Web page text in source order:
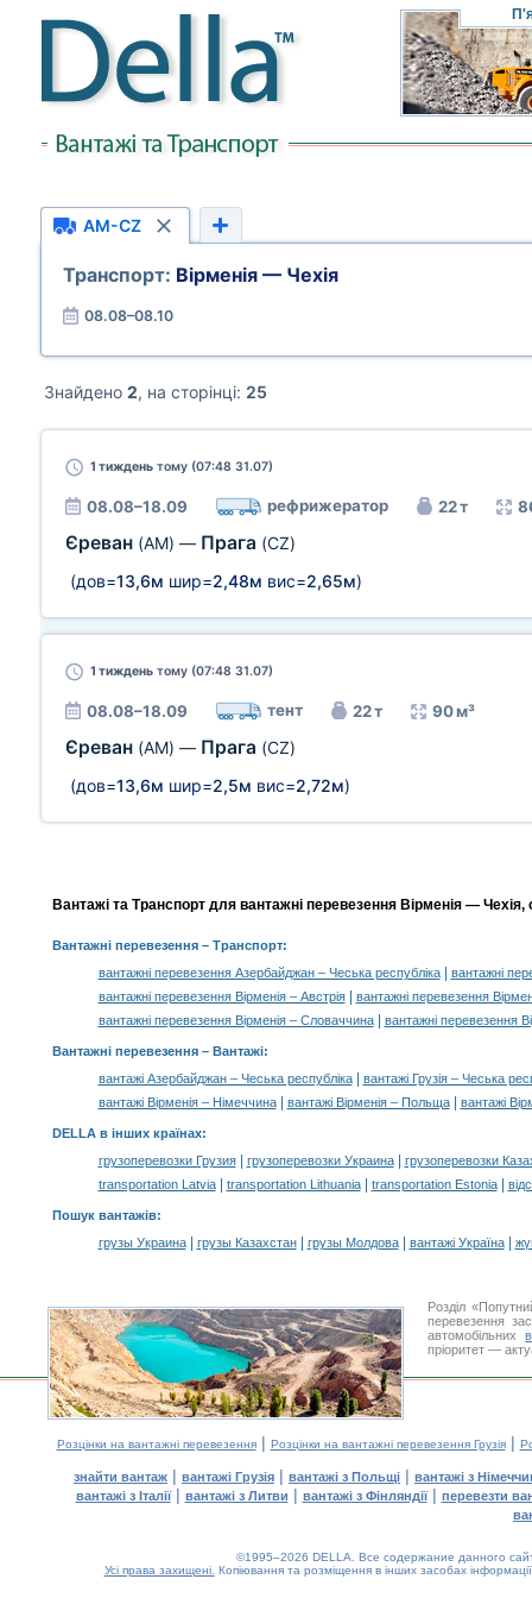
AM-CZ
Транспорт: Вірменія — Чехія
08.08–08.10
Знайдено 2, на сторінці: 25
1 тиждень тому (07:48 31.07)
08.08–18.09 рефрижератор 22 т
Єреван (AM) — Прага (CZ)
(дов=13,6м шир=2,48м вис=2,65м)
1 тиждень тому (07:48 31.07)
08.08–18.09 тент 22 т 90 м³
Єреван (AM) — Прага (CZ)
(дов=13,6м шир=2,5м вис=2,72м)
Вантажі та Транспорт для вантажні перевезення Вірменія — Чехія,
Вантажні перевезення– Транспорт:
вантажні перевезення Азербайджан – Чеська республіка|
вантажні
вантажні перевезення Вірменія – Австрія|
вантажні перевезення
вантажні перевезення Вірменія – Словаччина| вантажні перевезення
Вантажні перевезення – Вантажі:
вантажі Азербайджан – Чеська республіка|
вантажі Грузія – Чеська
вантажі Вірменія – Німеччина| вантажі Вірменія – Польща| вантажі
DELLA в інших країнах:
грузоперевозки Грузия| грузоперевозки Украина|
грузоперевозки
transportation Latvia| transportation Lithuania| transportation Estonia|
Пошук вантажів:
грузы Украина| грузы Казахстан| грузы Молдова| вантажі Україна|
Розділ
перевезення
автомобільних
пріоритет —
Розцінки на вантажні перевезення| Розцінки на вантажні перевезення Грузія|
знайти вантаж | вантажі Грузія | вантажі з Польщі | вантажі з
вантажі з Італії| вантажі з Литви | вантажі з Фінляндії| перевезти
©1995–2026 DELLA. Все содержание данного
Усі права захищені. Копіювання та розміщення в інших засобах